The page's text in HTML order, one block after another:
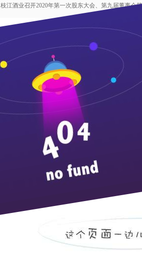
枝江酒业召开2020年第一次股东大会、第九届董事会
关于提名推荐第六届中国青年科技工作者协会会员人
枝江酒业召开2018年第二次股东大会、第八届董事会
枝江酒业召开2015年第一次股东大会、第七届董事会
“谦泰吉文苑”征稿启事